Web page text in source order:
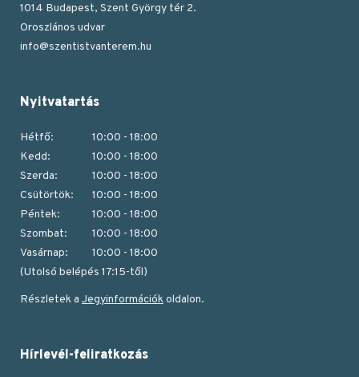
1014 Budapest, Szent György tér 2.
Oroszlános udvar
info@szentistvanterem.hu
Nyitvatartás
Hétfő:
10:00 - 18:00
Kedd:
10:00 - 18:00
Szerda:
10:00 - 18:00
Csütörtök:
10:00 - 18:00
Péntek:
10:00 - 18:00
Szombat:
10:00 - 18:00
Vasárnap:
10:00 - 18:00
(Utolsó belépés 17:15-től)
Részletek a Jegyinformációkoldalon.
Hírlevél-feliratkozás